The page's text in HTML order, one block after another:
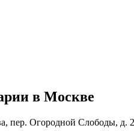
в Москве
пер. Огородной Слободы, д.